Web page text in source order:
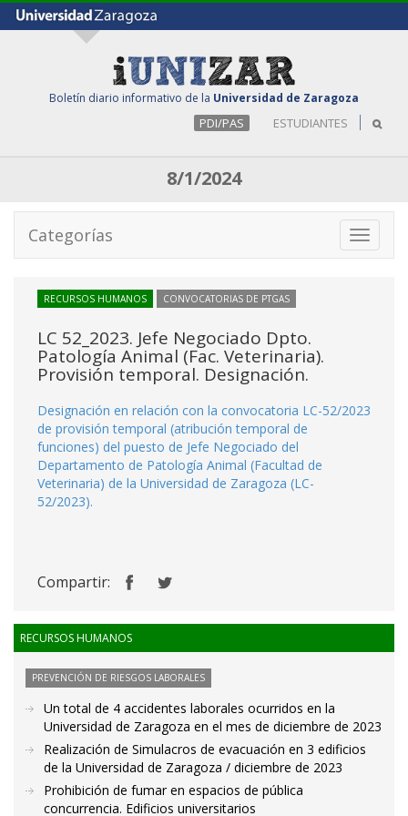
Boletín diario informativo de la Universidad de Zaragoza
PDI/PAS ESTUDIANTES
8/1/2024
Toggle
Categorías
RECURSOS HUMANOS CONVOCATORIAS DE PTGAS
LC 52_2023. Jefe Negociado Dpto.
Patología Animal (Fac. Veterinaria).
Provisión temporal. Designación.
Designación en relación con la convocatoria LC-52/2023
de provisión temporal (atribución temporal de
funciones) del puesto de Jefe Negociado del
Departamento de Patología Animal (Facultad de
Veterinaria) de la Universidad de Zaragoza (LC-
52/2023).
Compartir:
RECURSOS HUMANOS
PREVENCIÓN DE RIESGOS LABORALES
Un total de 4 accidentes laborales ocurridos en la
Universidad de Zaragoza en el mes de diciembre de 2023
Realización de Simulacros de evacuación en 3 edificios
de la Universidad de Zaragoza / diciembre de 2023
Prohibición de fumar en espacios de pública
concurrencia. Edificios universitarios